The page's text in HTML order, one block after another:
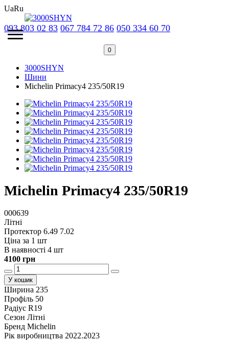
UaRu
093 803 02 83 067 784 72 86 050 334 60 70
0
3000SHYN
Шини
Michelin Primacy4 235/50R19
Michelin Primacy4 235/50R19
000639
Літні
Протектор 6.49 7.02
Ціна за 1 шт
В наявності 4 шт
4100 грн
У кошик
Ширина 235
Профіль 50
Радіус R19
Сезон Літні
Бренд Michelin
Рік виробництва 2022.2023